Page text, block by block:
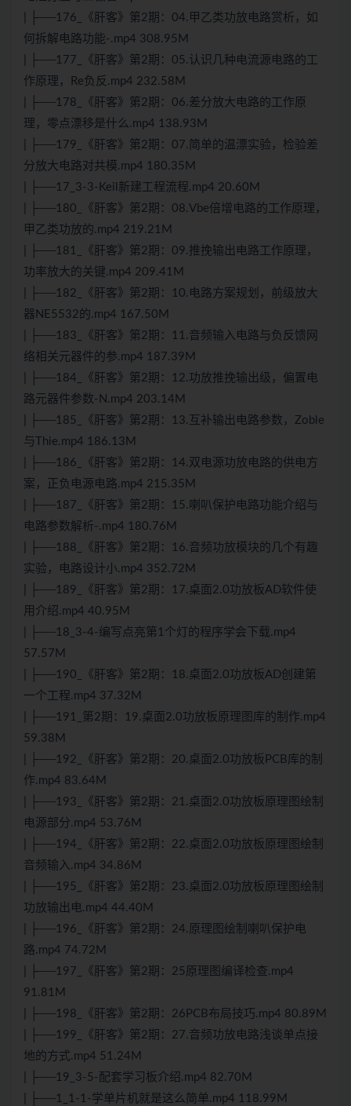
| ├──176_《肝客》第2期：04.甲乙类功放电路赏析，如
何拆解电路功能-.mp4 308.95M
| ├──177_《肝客》第2期：05.认识几种电流源电路的工
作原理，Re负反.mp4 232.58M
| ├──178_《肝客》第2期：06.差分放大电路的工作原
理，零点漂移是什么.mp4 138.93M
| ├──179_《肝客》第2期：07.简单的温漂实验，检验差
分放大电路对共模.mp4 180.35M
| ├──17_3-3-Keil新建工程流程.mp4 20.60M
| ├──180_《肝客》第2期：08.Vbe倍增电路的工作原理，
甲乙类功放的.mp4 219.21M
| ├──181_《肝客》第2期：09.推挽输出电路工作原理，
功率放大的关键.mp4 209.41M
| ├──182_《肝客》第2期：10.电路方案规划，前级放大
器NE5532的.mp4 167.50M
| ├──183_《肝客》第2期：11.音频输入电路与负反馈网
络相关元器件的参.mp4 187.39M
| ├──184_《肝客》第2期：12.功放推挽输出级，偏置电
路元器件参数-N.mp4 203.14M
| ├──185_《肝客》第2期：13.互补输出电路参数，Zoble
与Thie.mp4 186.13M
| ├──186_《肝客》第2期：14.双电源功放电路的供电方
案，正负电源电路.mp4 215.35M
| ├──187_《肝客》第2期：15.喇叭保护电路功能介绍与
电路参数解析-.mp4 180.76M
| ├──188_《肝客》第2期：16.音频功放模块的几个有趣
实验，电路设计小.mp4 352.72M
| ├──189_《肝客》第2期：17.桌面2.0功放板AD软件使
用介绍.mp4 40.95M
| ├──18_3-4-编写点亮第1个灯的程序学会下载.mp4
57.57M
| ├──190_《肝客》第2期：18.桌面2.0功放板AD创建第
一个工程.mp4 37.32M
| ├──191_第2期：19.桌面2.0功放板原理图库的制作.mp4
59.38M
| ├──192_《肝客》第2期：20.桌面2.0功放板PCB库的制
作.mp4 83.64M
| ├──193_《肝客》第2期：21.桌面2.0功放板原理图绘制
电源部分.mp4 53.76M
| ├──194_《肝客》第2期：22.桌面2.0功放板原理图绘制
音频输入.mp4 34.86M
| ├──195_《肝客》第2期：23.桌面2.0功放板原理图绘制
功放输出电.mp4 44.40M
| ├──196_《肝客》第2期：24.原理图绘制喇叭保护电
路.mp4 74.72M
| ├──197_《肝客》第2期：25原理图编译检查.mp4
91.81M
| ├──198_《肝客》第2期：26PCB布局技巧.mp4 80.89M
| ├──199_《肝客》第2期：27.音频功放电路浅谈单点接
地的方式.mp4 51.24M
| ├──19_3-5-配套学习板介绍.mp4 82.70M
| ├──1_1-1-学单片机就是这么简单.mp4 118.99M